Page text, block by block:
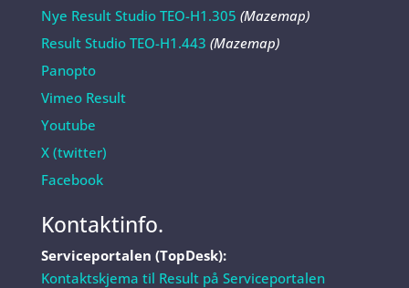
Nye Result Studio TEO-H1.305 (Mazemap)
Result Studio TEO-H1.443 (Mazemap)
Panopto
Vimeo Result
Youtube
X (twitter)
Facebook
Kontaktinfo.
Serviceportalen (TopDesk):
Kontaktskjema til Result på Serviceportalen